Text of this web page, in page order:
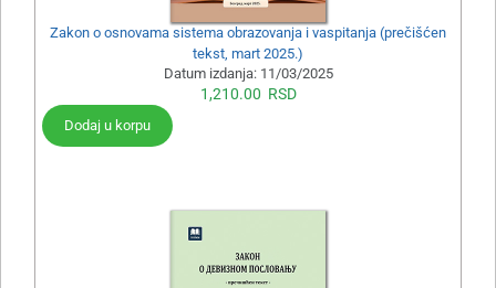
Zakon o osnovama sistema obrazovanja i vaspitanja (prečišćen
tekst, mart 2025.)
Datum izdanja: 11/03/2025
1,210.00 RSD
Dodaj u korpu